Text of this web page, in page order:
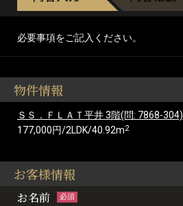
必要事項をご記入ください。
物件情報
ＳＳ．ＦＬＡＴ平井 3階(問: 7868-304)
177,000円/2LDK/40.92m2
お客様情報
お名前 必須